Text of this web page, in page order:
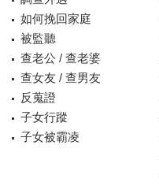
如何挽回家庭
被監聽
查老公 / 查老婆
查女友 / 查男友
反蒐證
子女行蹤
子女被霸凌